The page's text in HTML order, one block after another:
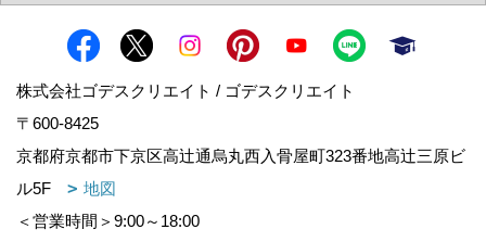
株式会社ゴデスクリエイト / ゴデスクリエイト
〒600-8425
京都府京都市下京区高辻通烏丸西入骨屋町323番地高辻三原ビ
ル5F
地図
＜営業時間＞9:00～18:00